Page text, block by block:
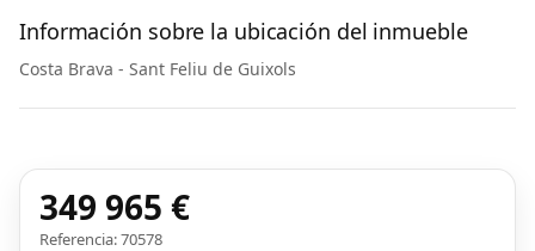
Información sobre la ubicación del inmueble
Costa Brava - Sant Feliu de Guixols
349 965 €
Referencia: 70578